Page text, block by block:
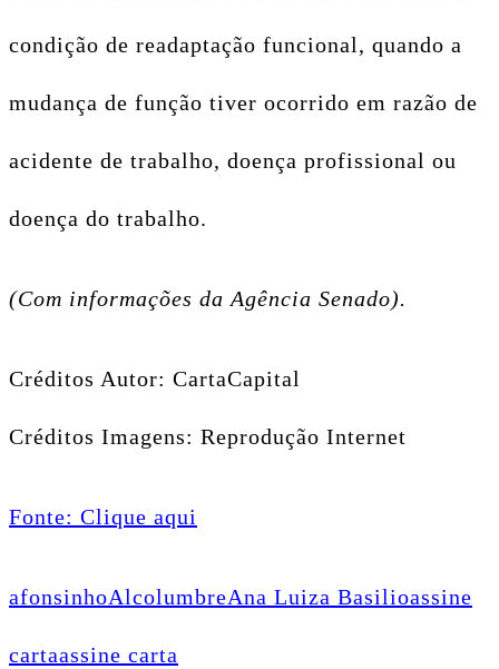
condição de readaptação funcional, quando a
mudança de função tiver ocorrido em razão de
acidente de trabalho, doença profissional ou
doença do trabalho.
(Com informações da Agência Senado).
Créditos Autor: CartaCapital
Créditos Imagens: Reprodução Internet
Fonte: Clique aqui
afonsinhoAlcolumbreAna Luiza Basilioassine
cartaassine carta